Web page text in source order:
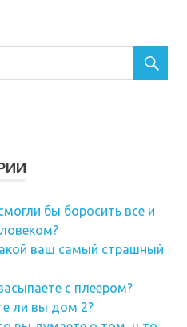
бы боросить все и
ваш самый страшный
с плеером?
ли вы дом 2?